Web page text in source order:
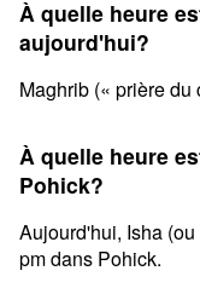
À quelle heure
aujourd'hui?
Maghrib (« prière du
À quelle heure
Pohick?
Aujourd'hui, Isha
pm dans Pohick.